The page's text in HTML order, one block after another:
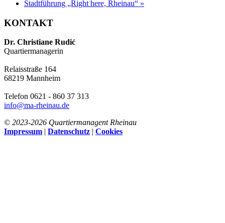
Stadtführung „Right here, Rheinau“ »
KONTAKT
Dr. Christiane Rudić
Quartiermanagerin
Relaisstraße 164
68219 Mannheim
Telefon 0621 - 860 37 313
info@ma-rheinau.de
© 2023-2026 Quartiermanagent Rheinau
Impressum | Datenschutz | Cookies